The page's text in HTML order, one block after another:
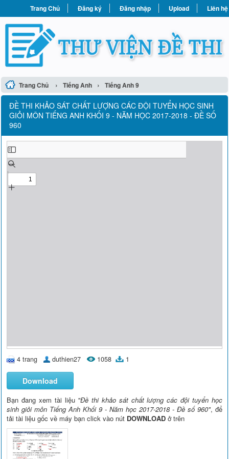
Trang Chủ Đăng ký Đăng nhập Upload Liên hệ
Trang Chủ › Tiếng Anh › Tiếng Anh 9
ĐỀ THI KHẢO SÁT CHẤT LƯỢNG CÁC ĐỘI TUYỂN HỌC SINH
GIỎI MÔN TIẾNG ANH KHỐI 9 - NĂM HỌC 2017-2018 - ĐỀ SỐ
960
4 trang duthien27 1058 1
Download
Bạn đang xem tài liệu "Đề thi khảo sát chất lượng các đội tuyển học
sinh giỏi môn Tiếng Anh Khối 9 - Năm học 2017-2018 - Đề số 960", để
tải tài liệu gốc về máy bạn click vào nút DOWNLOAD ở trên